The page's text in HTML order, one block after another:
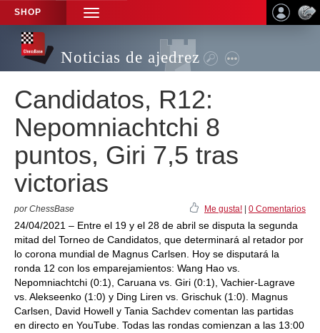
SHOP
TOGGLE
NAVIGATION
Noticias de ajedrez
Candidatos, R12:
Nepomniachtchi 8
puntos, Giri 7,5 tras
victorias
por ChessBase Me gusta! 0 Comentarios
24/04/2021 – Entre el 19 y el 28 de abril se disputa la segunda
mitad del Torneo de Candidatos, que determinará al retador por
lo corona mundial de Magnus Carlsen. Hoy se disputará la
ronda 12 con los emparejamientos: Wang Hao vs.
Nepomniachtchi (0:1), Caruana vs. Giri (0:1), Vachier-Lagrave
vs. Alekseenko (1:0) y Ding Liren vs. Grischuk (1:0). Magnus
Carlsen, David Howell y Tania Sachdev comentan las partidas
en directo en YouTube. Todas las rondas comienzan a las 13:00